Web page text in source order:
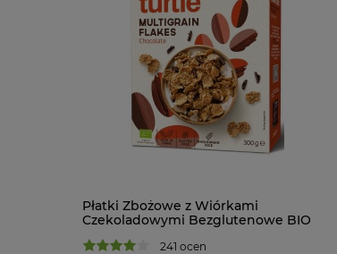
Płatki Zbożowe z Wiórkami
Czekoladowymi Bezglutenowe BIO
241 ocen